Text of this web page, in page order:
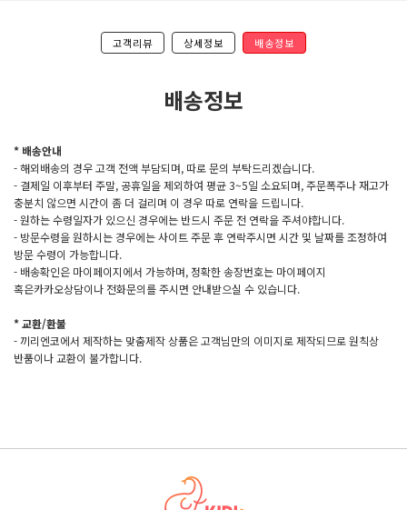
고객리뷰 상세정보 배송정보
배송정보
* 배송안내
- 해외배송의 경우 고객 전액 부담되며, 따로 문의 부탁드리겠습니다.
- 결제일 이후부터 주말, 공휴일을 제외하여 평균 3~5일 소요되며, 주문폭주나 재고가
충분치 않으면 시간이 좀 더 걸리며 이 경우 따로 연락을 드립니다.
- 원하는 수령일자가 있으신 경우에는 반드시 주문 전 연락을 주셔야합니다.
- 방문수령을 원하시는 경우에는 사이트 주문 후 연락주시면 시간 및 날짜를 조정하여
방문 수령이 가능합니다.
- 배송확인은 마이페이지에서 가능하며, 정확한 송장번호는 마이페이지
혹은카카오상담이나 전화문의를 주시면 안내받으실 수 있습니다.
* 교환/환불
- 끼리엔코에서 제작하는 맞춤제작 상품은 고객님만의 이미지로 제작되므로 원칙상
반품이나 교환이 불가합니다.